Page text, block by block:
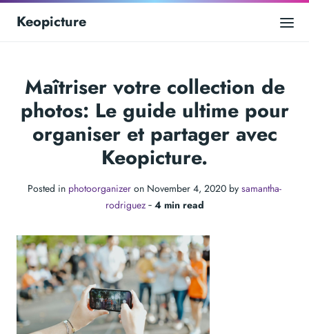
Keopicture
Maîtriser votre collection de
photos: Le guide ultime pour
organiser et partager avec
Keopicture.
Posted in photoorganizer on November 4, 2020 by samantha-
rodriguez‐ 4 min read